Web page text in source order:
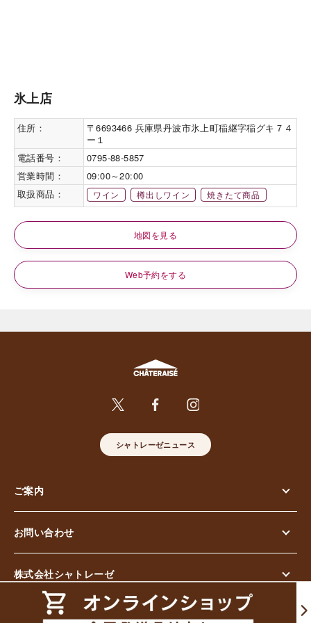
氷上店
住所：
〒6693466 兵庫県丹波市氷上町稲継字稲グキ７４
ー１
電話番号：
0795-88-5857
営業時間：
09:00～20:00
取扱商品：
ワイン 樽出しワイン 焼きたて商品
地図を見る
Web予約をする
シャトレーゼニュース
ご案内
お問い合わせ
株式会社シャトレーゼ
© Chateraise Co.,Ltd. All Rights Reserved.